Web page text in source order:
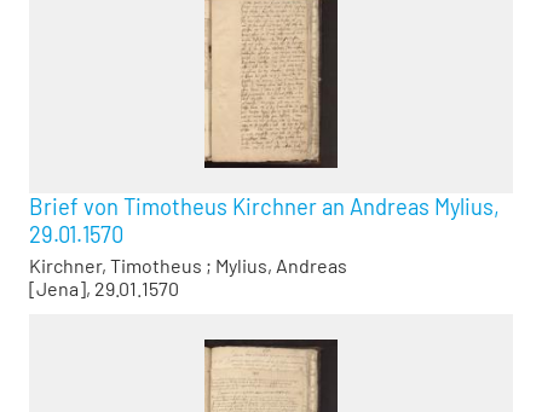
Brief von Timotheus Kirchner an Andreas Mylius,
29.01.1570
Kirchner, Timotheus ; Mylius, Andreas
[Jena], 29.01.1570